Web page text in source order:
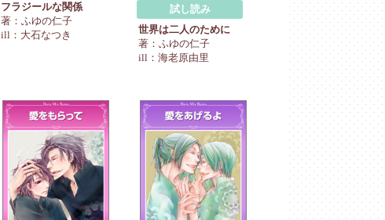
フラジールな関係
著：ふゆの仁子
ill：大石なつき
試し読み
世界は二人のために
著：ふゆの仁子
ill：海老原由里